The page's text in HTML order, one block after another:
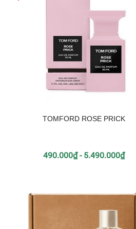
TOMFORD ROSE PRICK
490.000₫ - 5.490.000₫